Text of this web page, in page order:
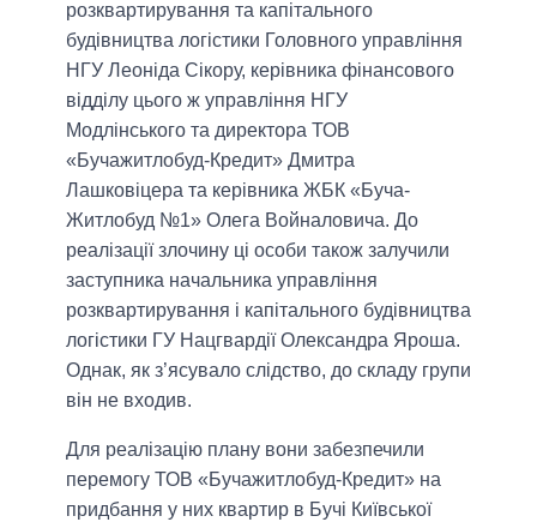
розквартирування та капітального
будівництва логістики Головного управління
НГУ Леоніда Сікору, керівника фінансового
відділу цього ж управління НГУ
Модлінського та директора ТОВ
«Бучажитлобуд-Кредит» Дмитра
Лашковіцера та керівника ЖБК «Буча-
Житлобуд №1» Олега Войналовича. До
реалізації злочину ці особи також залучили
заступника начальника управління
розквартирування і капітального будівництва
логістики ГУ Нацгвардії Олександра Яроша.
Однак, як з’ясувало слідство, до складу групи
він не входив.
Для реалізацію плану вони забезпечили
перемогу ТОВ «Бучажитлобуд-Кредит» на
придбання у них квартир в Бучі Київської